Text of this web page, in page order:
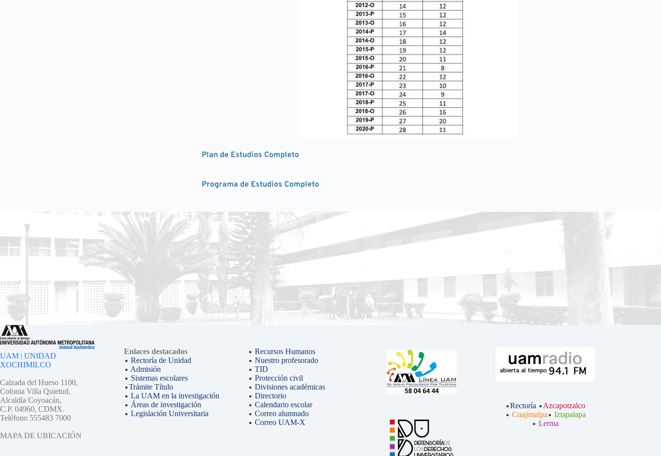
Plan de Estudios Completo
Programa de Estudios Completo
UAM | UNIDAD
XOCHIMILCO
Calzada del Hueso 1100,
Colonia Villa Quietud,
Alcaldía Coyoacán,
C.P. 04960, CDMX.
Teléfono 555483 7000
MAPA DE UBICACIÓN
Enlaces destacados
Rectoría de Unidad
Admisión
Sistemas escolares
Trámite Título
La UAM en la investigación
Áreas de investigación
Legislación Universitaria
Recursos Humanos
Nuestro profesorado
TID
Protección civil
Divisiones académicas
Directorio
Calendario escolar
Correo alumnado
Correo UAM-X
Rectoría
Azcapotzalco
Cuajimalpa
Iztapalapa
Lerma